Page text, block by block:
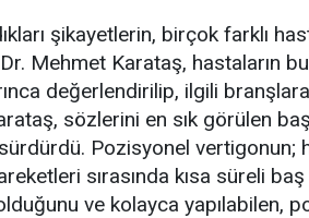
şikayetlerin, birçok farklı
Mehmet Karataş, hastaların
değerlendirilip, ilgili branşlara
sözlerini en sık görülen
Pozisyonel vertigonun;
sırasında kısa süreli baş
ve kolayca yapılabilen,